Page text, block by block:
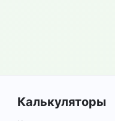
Калькуляторы